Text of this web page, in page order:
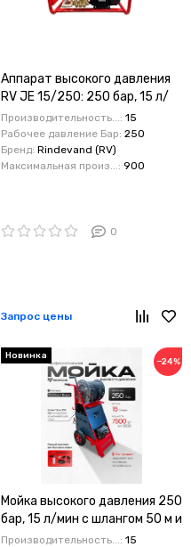
Аппарат высокого давления
RV JE 15/250: 250 бар, 15 л/
мин, 7,5 кВт с системой Time
Stop и счетчиком моточасов
Производительность...: 15
Рабочее давление Бар: 250
Бренд: Rindevand (RV)
Максимальная произ...: 900
0
Запрос цены
Новинка
−24%
Мойка высокого давления 250
бар, 15 л/мин с шлангом 50 м и
тележкой | RINDEVAND
Производительность...: 15